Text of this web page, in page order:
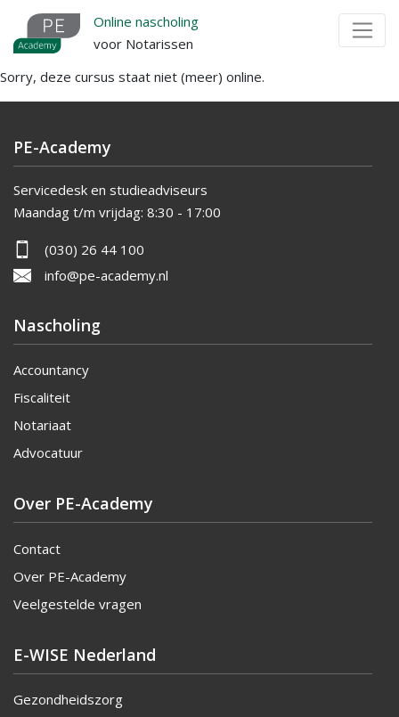
Overslaan
naar
de
inhoud
Online nascholing
voor Notarissen
Sorry, deze cursus staat niet (meer) online.
PE-Academy
Servicedesk en studieadviseurs
Maandag t/m vrijdag: 8:30 - 17:00
(030) 26 44 100
info@pe-academy.nl
Nascholing
Accountancy
Fiscaliteit
Notariaat
Advocatuur
Over PE-Academy
Contact
Over PE-Academy
Veelgestelde vragen
E-WISE Nederland
Gezondheidszorg